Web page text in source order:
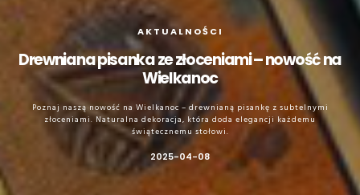
AKTUALNOŚCI
Drewniana pisanka ze złoceniami – nowość na
Wielkanoc
Poznaj naszą nowość na Wielkanoc – drewnianą pisankę z subtelnymi
złoceniami. Naturalna dekoracja, która doda elegancji każdemu
świątecznemu stołowi.
2025-04-08